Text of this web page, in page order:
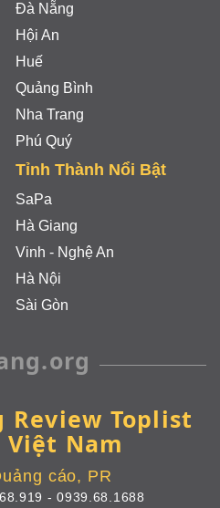
Đà Nẵng
Hội An
Huế
Quảng Bình
Nha Trang
Phú Quý
Tỉnh Thành Nổi Bật
SaPa
Hà Giang
Vinh - Nghệ An
Hà Nội
Sài Gòn
Review Toplist
Việt Nam
cáo, PR
-0939.68.1688